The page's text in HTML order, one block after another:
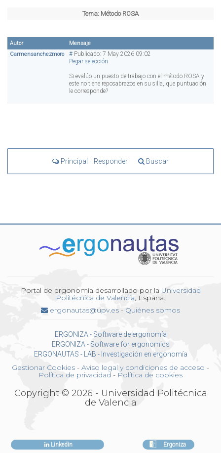
Tema: Método ROSA
Autor
Mensaje
Carmensanchezmoro
# Publicado: 7 May 2026 09:02
Pegar selección
Si evalúo un puesto de trabajo con el método ROSA y
este no tiene reposabrazos en su silla, que puntuación
le corresponde?
Principal Responder Buscar
Portal de ergonomía desarrollado por la Universidad
Politécnica de Valencia, España.
ergonautas@upv.es - Quiénes somos
ERGONIZA - Software de ergonomía
ERGONIZA - Software for ergonomics
ERGONAUTAS - LAB - Investigación en ergonomía
Gestionar Cookies - Aviso legal y condiciones de acceso -
Política de privacidad - Política de cookies
Copyright © 2026 - Universidad Politécnica
de Valencia
Ergoniza
Linkedin